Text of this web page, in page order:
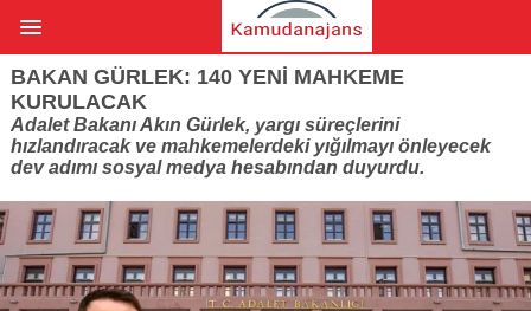
BAKAN GÜRLEK: 140 YENI MAHKEME
KURULACAK
Adalet Bakanı Akın Gürlek, yargı süreçlerini
hızlandıracak ve mahkemelerdeki yığılmayı önleyecek
dev adımı sosyal medya hesabından duyurdu.